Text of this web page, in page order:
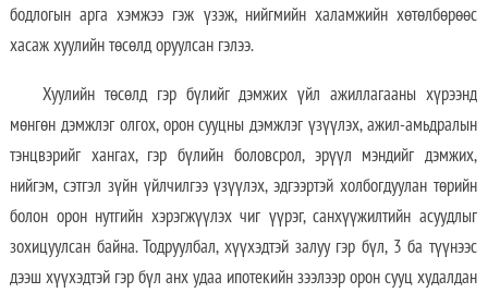
бодлогын арга хэмжээ гэж үзэж, нийгмийн халамжийн хөтөлбөрөөс
хасаж хуулийн төсөлд оруулсан гэлээ.
Хуулийн төсөлд гэр бүлийг дэмжих үйл ажиллагааны хүрээнд
мөнгөн дэмжлэг олгох, орон сууцны дэмжлэг үзүүлэх, ажил-амьдралын
тэнцвэрийг хангах, гэр бүлийн боловсрол, эрүүл мэндийг дэмжих,
нийгэм, сэтгэл зүйн үйлчилгээ үзүүлэх, эдгээртэй холбогдуулан төрийн
болон орон нутгийн хэрэгжүүлэх чиг үүрэг, санхүүжилтийн асуудлыг
зохицуулсан байна. Тодруулбал, хүүхэдтэй залуу гэр бүл, 3 ба түүнээс
дээш хүүхэдтэй гэр бүл анх удаа ипотекийн зээлээр орон сууц худалдан